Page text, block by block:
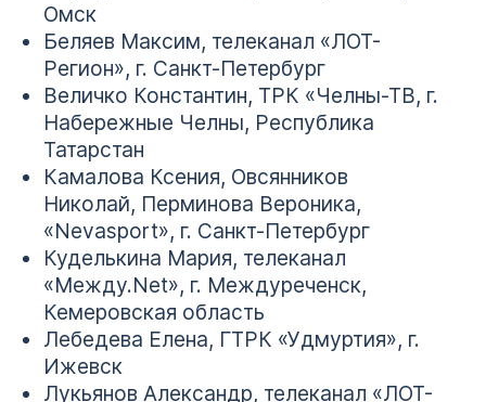
Омск
Беляев Максим, телеканал «ЛОТ-
Регион», г. Санкт-Петербург
Величко Константин, ТРК «Челны-ТВ, г.
Набережные Челны, Республика
Татарстан
Камалова Ксения, Овсянников
Николай, Перминова Вероника,
«Nevasport», г. Санкт-Петербург
Куделькина Мария, телеканал
«Между.Net», г. Междуреченск,
Кемеровская область
Лебедева Елена, ГТРК «Удмуртия», г.
Ижевск
Лукьянов Александр, телеканал «ЛОТ-